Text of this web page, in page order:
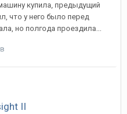
купила, предыдущий
что у него было перед
но полгода проездила...
II